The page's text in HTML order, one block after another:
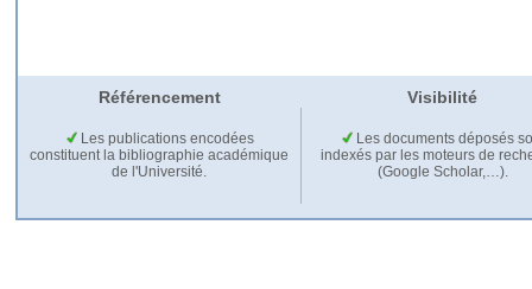
Référencement Visibilité
Les publications encodées
constituent la bibliographie académique
de l'Université.
Les documents déposés
indexés par les moteurs de
(Google Scholar,…).